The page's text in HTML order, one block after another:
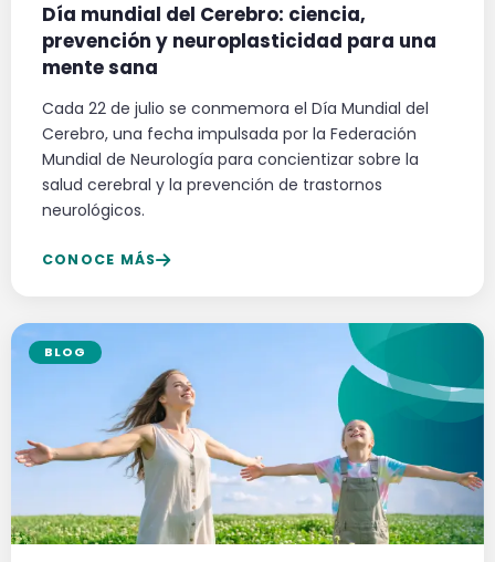
Día mundial del Cerebro: ciencia,
prevención y neuroplasticidad para una
mente sana
Cada 22 de julio se conmemora el Día Mundial del
Cerebro, una fecha impulsada por la Federación
Mundial de Neurología para concientizar sobre la
salud cerebral y la prevención de trastornos
neurológicos.
CONOCE MÁS
BLOG